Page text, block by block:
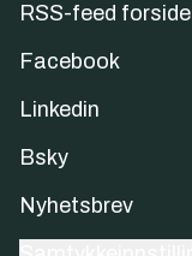
RSS-feed forside
Facebook
Linkedin
Bsky
Nyhetsbrev